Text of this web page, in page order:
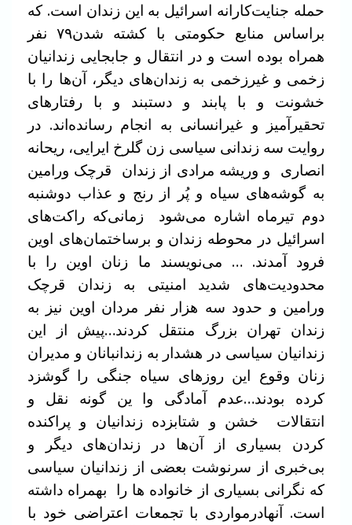
حمله جنایت‌کارانه اسرائیل به این زندان است. که
براساس منابع حکومتی با کشته شدن۷۹ نفر
همراه بوده است و در انتقال و جابجایی زندانیان
زخمی و غیرزخمی به زندان‌های دیگر، آن‌ها را با
خشونت و با پابند و دستبند و با رفتارهای
تحقیر‌آمیز و غیرانسانی به انجام رسانده‌اند. در
روایت سه زندانی سیاسی زن گلرخ ایرایی، ریحانه
انصاری و وریشه مرادی از زندان قرچک ورامین
به گوشه‌های سیاه و پُر از رنج و عذاب دوشنبه
دوم تیرماه اشاره می‌شود زمانی‌که راکت‌های
اسرائیل در محوطه زندان و برساختمان‌های اوین
فرود آمدند. … می‌نویسند ما زنان اوین را با
محدودیت‌های شدید امنیتی به زندان قرچک
ورامین و حدود سه هزار نفر مردان اوین نیز به
زندان تهران بزرگ منتقل کردند…پیش از این
زندانیان سیاسی در هشدار به زندانبانان و مدیران
زنان وقوع این روزهای سیاه جنگی را گوشزد
کرده بودند…عدم آمادگی وا ین گونه نقل و
انتقالات خشن و شتابزده زندانیان و پراکنده
کردن بسیاری از آن‌ها در زندان‌های دیگر و
بی‌خبری از سرنوشت بعضی از زندانیان سیاسی
که نگرانی بسیاری از خانواده ها را بهمراه داشته
است. آنهادرمواردی با تجمعات اعتراضی خود با